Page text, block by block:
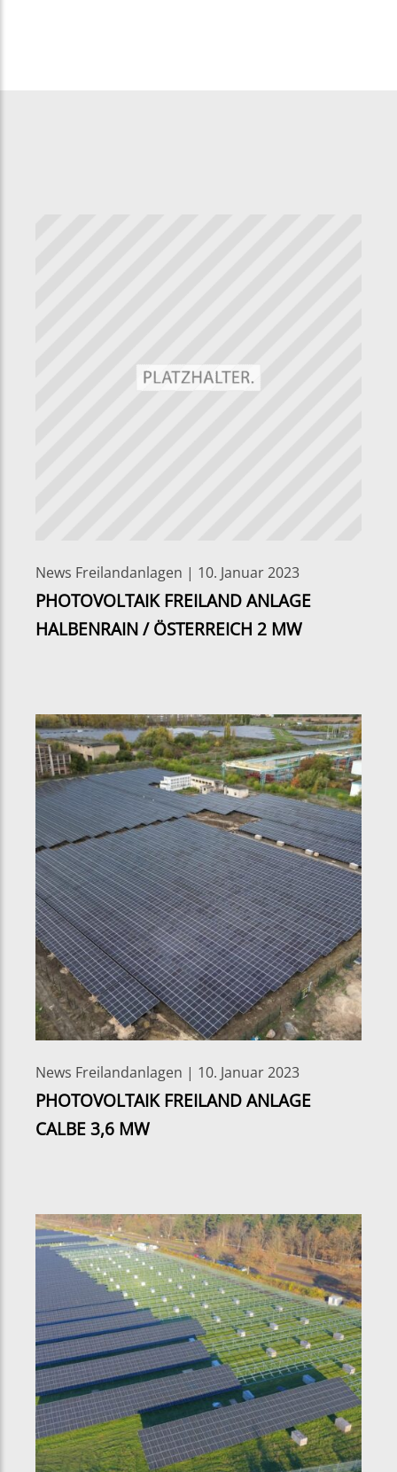
News Freilandanlagen | 10. Januar 2023
PHOTOVOLTAIK FREILAND ANLAGE
HALBENRAIN / ÖSTERREICH 2 MW
News Freilandanlagen | 10. Januar 2023
PHOTOVOLTAIK FREILAND ANLAGE
CALBE 3,6 MW